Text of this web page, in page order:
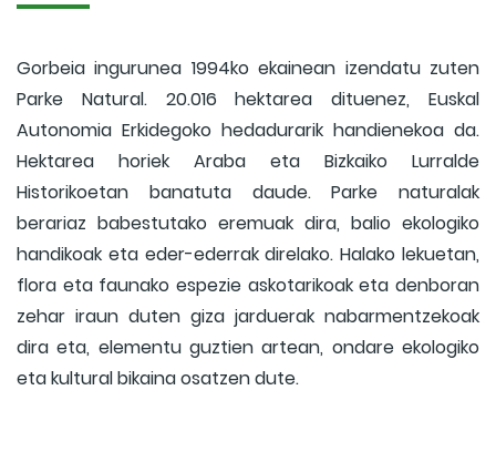
Gorbeia ingurunea 1994ko ekainean izendatu zuten
Parke Natural. 20.016 hektarea dituenez, Euskal
Autonomia Erkidegoko hedadurarik handienekoa da.
Hektarea horiek Araba eta Bizkaiko Lurralde
Historikoetan banatuta daude. Parke naturalak
berariaz babestutako eremuak dira, balio ekologiko
handikoak eta eder-ederrak direlako. Halako lekuetan,
flora eta faunako espezie askotarikoak eta denboran
zehar iraun duten giza jarduerak nabarmentzekoak
dira eta, elementu guztien artean, ondare ekologiko
eta kultural bikaina osatzen dute.